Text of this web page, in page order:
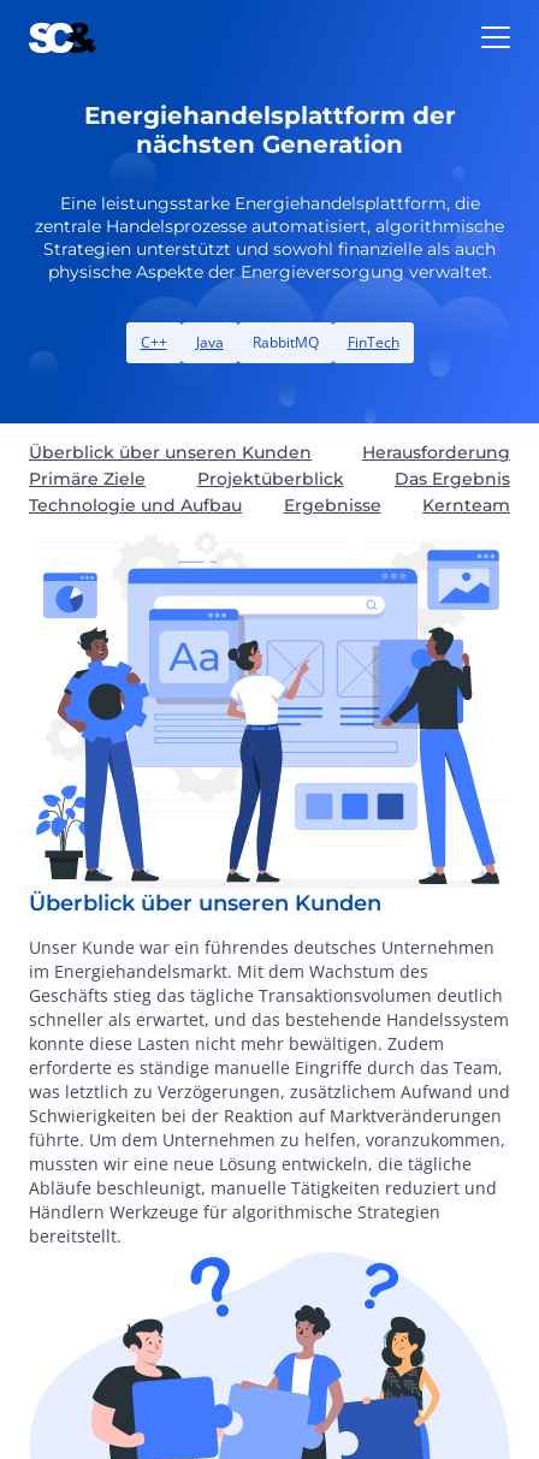
Inhalt
Energiehandelsplattform der
nächsten Generation
Eine leistungsstarke Energiehandelsplattform, die
zentrale Handelsprozesse automatisiert, algorithmische
Strategien unterstützt und sowohl finanzielle als auch
physische Aspekte der Energieversorgung verwaltet.
C++ Java RabbitMQ FinTech
Überblick über unseren Kunden
Herausforderung
Primäre Ziele
Projektüberblick
Das Ergebnis
Technologie und Aufbau
Ergebnisse Kernteam
Überblick über unseren Kunden
Unser Kunde war ein führendes deutsches Unternehmen
im Energiehandelsmarkt. Mit dem Wachstum des
Geschäfts stieg das tägliche Transaktionsvolumen deutlich
schneller als erwartet, und das bestehende Handelssystem
konnte diese Lasten nicht mehr bewältigen. Zudem
erforderte es ständige manuelle Eingriffe durch das Team,
was letztlich zu Verzögerungen, zusätzlichem Aufwand und
Schwierigkeiten bei der Reaktion auf Marktveränderungen
führte. Um dem Unternehmen zu helfen, voranzukommen,
mussten wir eine neue Lösung entwickeln, die tägliche
Abläufe beschleunigt, manuelle Tätigkeiten reduziert und
Händlern Werkzeuge für algorithmische Strategien
bereitstellt.